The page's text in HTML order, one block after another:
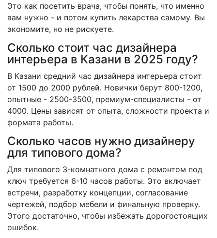
Это как посетить врача, чтобы понять, что именно
вам нужно - и потом купить лекарства самому. Вы
экономите, но не рискуете.
Сколько стоит час дизайнера
интерьера в Казани в 2025 году?
В Казани средний час дизайнера интерьера стоит
от 1500 до 2000 рублей. Новички берут 800-1200,
опытные - 2500-3500, премиум-специалисты - от
4000. Цены зависят от опыта, сложности проекта и
формата работы.
Сколько часов нужно дизайнеру
для типового дома?
Для типового 3-комнатного дома с ремонтом под
ключ требуется 6-10 часов работы. Это включает
встречи, разработку концепции, согласование
чертежей, подбор мебели и финальную проверку.
Этого достаточно, чтобы избежать дорогостоящих
ошибок.